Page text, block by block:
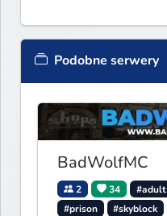
Podobne serwery
BadWolfMC
2 34 #adult
#prison
#skyblock